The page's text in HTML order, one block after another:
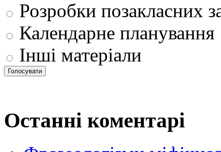
Розробки позакласних
Календарне планування
Інші матеріали
Останні коментарі